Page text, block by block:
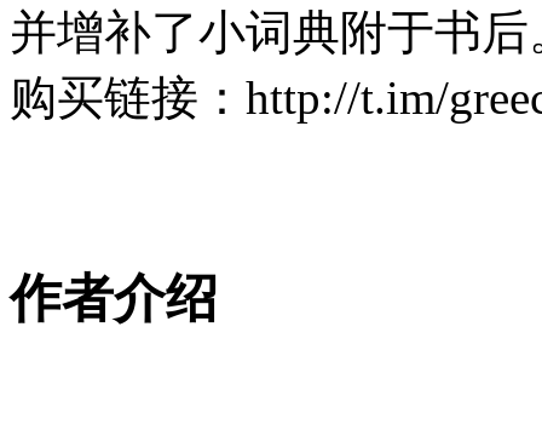
并增补了小词典附于书后
购买链接：http://t.im/
作者介绍